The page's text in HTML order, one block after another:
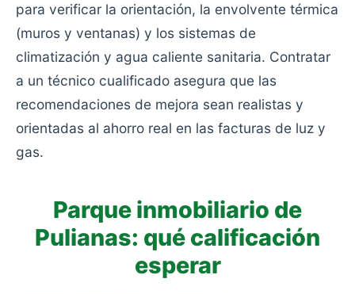
para verificar la orientación, la envolvente térmica
(muros y ventanas) y los sistemas de
climatización y agua caliente sanitaria. Contratar
a un técnico cualificado asegura que las
recomendaciones de mejora sean realistas y
orientadas al ahorro real en las facturas de luz y
gas.
Parque inmobiliario de
Pulianas: qué calificación
esperar